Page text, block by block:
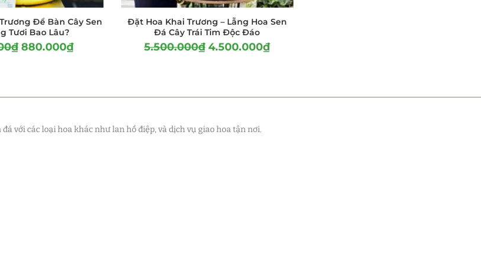
Để Bàn Cây Sen
Tươi Bao Lâu?
₫ 880.000₫
Đặt Hoa Khai Trương – Lẵng Hoa Sen
Đá Cây Trái Tim Độc Đáo
5.500.000₫ 4.500.000₫
với các loại hoa khác như lan hồ điệp, và dịch vụ giao hoa tận nơi.